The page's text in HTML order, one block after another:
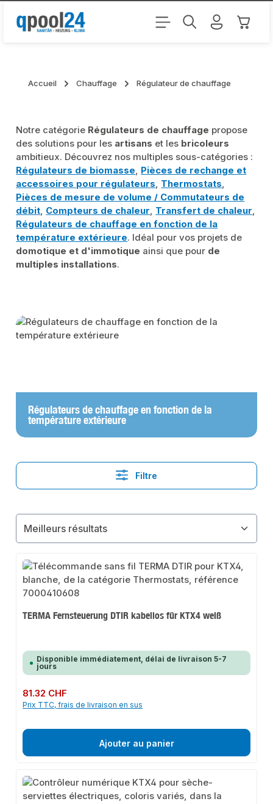
Passer au contenu principal Le
Accueil Chauffage Régulateur de chauffage
Notre catégorie Régulateurs de chauffage propose
des solutions pour les artisans et les bricoleurs
ambitieux. Découvrez nos multiples sous-catégories :
Régulateurs de biomasse, Pièces de rechange et
accessoires pour régulateurs, Thermostats,
Pièces de mesure de volume / Commutateurs de
débit, Compteurs de chaleur, Transfert de chaleur,
Régulateurs de chauffage en fonction de la
température extérieure. Idéal pour vos projets de
domotique et d'immotique ainsi que pour de
multiples installations.
Skip category gallery
Régulateurs de chauffage en fonction de la
température extérieure
Filtre
TERMA Fernsteuerung DTIR kabellos für KTX4 weiß
Disponible immédiatement, délai de livraison 5-7
jours
Prix régulier :
81.32 CHF
Prix TTC, frais de livraison en sus
Ajouter au panier